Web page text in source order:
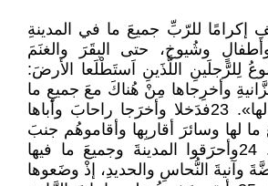
إكرامًا للرّبِّ جميعَ ما في المدينةِ
وشُيوخ، حتى البقَرَ والغنَمَ
يَشوعُ لِلرَّجلَينِ اللَّذَينِ اَستَطْلَعا الأرضَ:
وأخرِجاها مِنْ هُناكَ معَ جميعِ ما
هوَ لها، كما حَلَفْتُما لها». 23فدَخلا وأخرَجا راحابَ وأباها
ما لها وسائرَ أقاربِها وأقاموهُم جنبَ
محلَّةِ بَني إِسرائيلَ. 24وأحرَقوا المدينةَ وجميعَ ما فيها
وآنيةَ النُّحاسِ والحديدِ، إذْ وضَعوها